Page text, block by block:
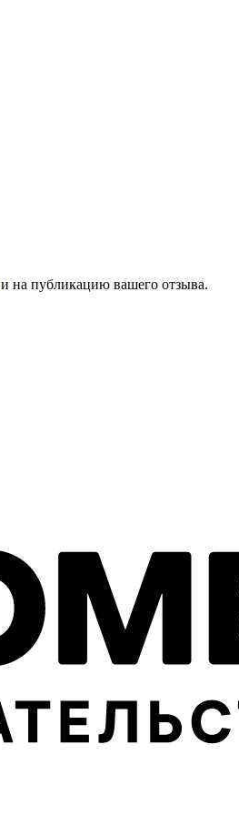
и на публикацию вашего отзыва.